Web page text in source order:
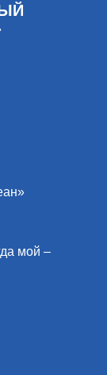
мой –